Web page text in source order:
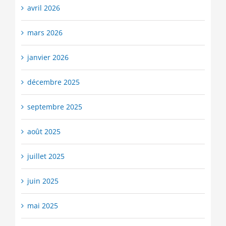
avril 2026
mars 2026
janvier 2026
décembre 2025
septembre 2025
août 2025
juillet 2025
juin 2025
mai 2025